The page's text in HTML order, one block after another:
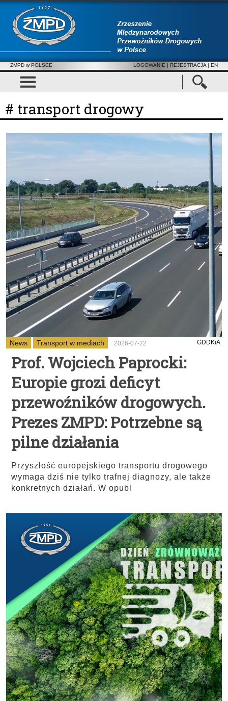
ZMPD w POLSCE LOGOWANIE | REJESTRACJA | EN
# transport drogowy
News Transport w mediach 2026-07-22 GDDKiA
Prof. Wojciech Paprocki:
Europie grozi deficyt
przewoźników drogowych.
Prezes ZMPD: Potrzebne są
pilne działania
Przyszłość europejskiego transportu drogowego
wymaga dziś nie tylko trafnej diagnozy, ale także
konkretnych działań. W opubl